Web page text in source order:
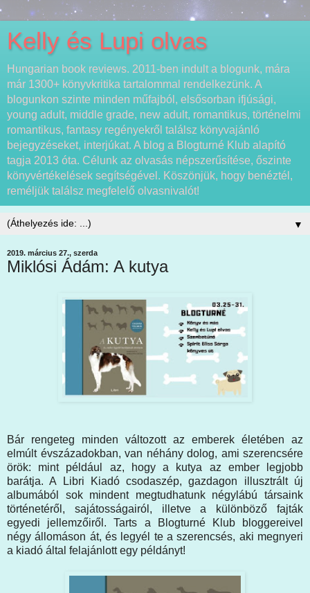
Kelly és Lupi olvas
Hungarian book reviews. 2011-ben indult a blogunk, mára
már 1300+ könyvkritika tartalommal rendelkezünk. A
blogunkon szinte minden műfajból, elsősorban ifjúsági,
young adult, middle grade, new adult, romantikus, történelmi
romantikus, fantasy regényekről találsz könyvajánló
bejegyzéseket, interjúkat. A blog a Blogturné Klub alapító
tagja 2013 óta. Célunk az olvasás népszerűsítése, őszinte
könyvértékelések segítségével. Köszönjük, hogy benéztél,
reméljük találsz megfelelő olvasnivalót!
▼
2019. március 27., szerda
Miklósi Ádám: A kutya
Bár rengeteg minden változott az emberek életében az
elmúlt évszázadokban, van néhány dolog, ami szerencsére
örök: mint például az, hogy a kutya az ember legjobb
barátja. A Libri Kiadó csodaszép, gazdagon illusztrált új
albumából sok mindent megtudhatunk négylábú társaink
történetéről, sajátosságairól, illetve a különböző fajták
egyedi jellemzőiről. Tarts a Blogturné Klub bloggereivel
négy állomáson át, és legyél te a szerencsés, aki megnyeri
a kiadó által felajánlott egy példányt!